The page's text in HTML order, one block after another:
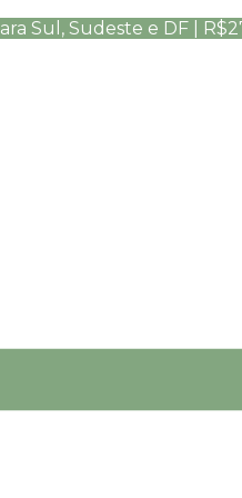
Sul, Sudeste e DF |